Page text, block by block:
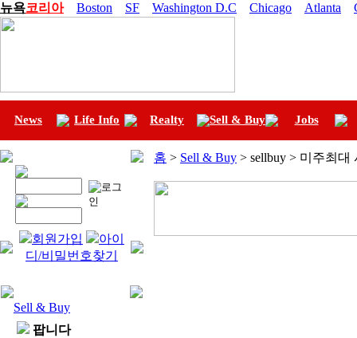
뉴욕코리아 Boston SF Washington D.C Chicago Atlanta
News Life Info Realty Sell & Buy Jobs
회원가입
아이
디/비밀번호찾기
Sell & Buy
팝니다
홈 > Sell & Buy > sellbuy > 미주최대